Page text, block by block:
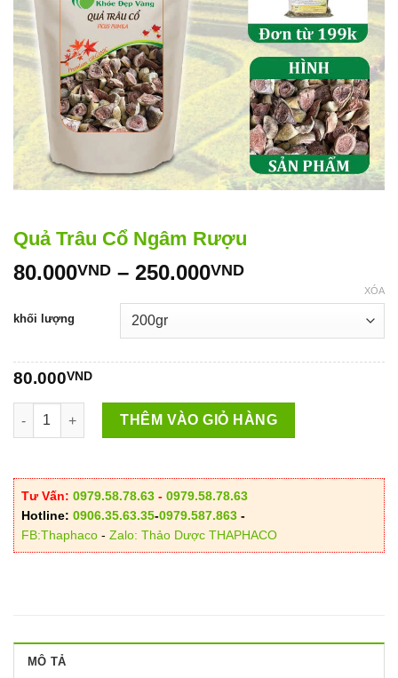
Quả Trâu Cổ Ngâm Rượu
80.000VND – 250.000VNDKhoảng
80.000VND
đến
khối lượng
XÓA
80.000VND
Quả Trâu Cổ Ngâm Rượu số lượng
THÊM VÀO GIỎ HÀNG
Tư Vấn: 0979.58.78.63 - 0979.58.78.63
Hotline: 0906.35.63.35-0979.587.863 -
FB:Thaphaco - Zalo: Thảo Dược THAPHACO
MÔ TẢ